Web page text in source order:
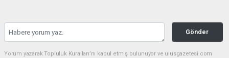
Gönder
Yorum yazarak Topluluk Kuralları’nı kabul etmiş bulunuyor ve ulusgazetesi.com